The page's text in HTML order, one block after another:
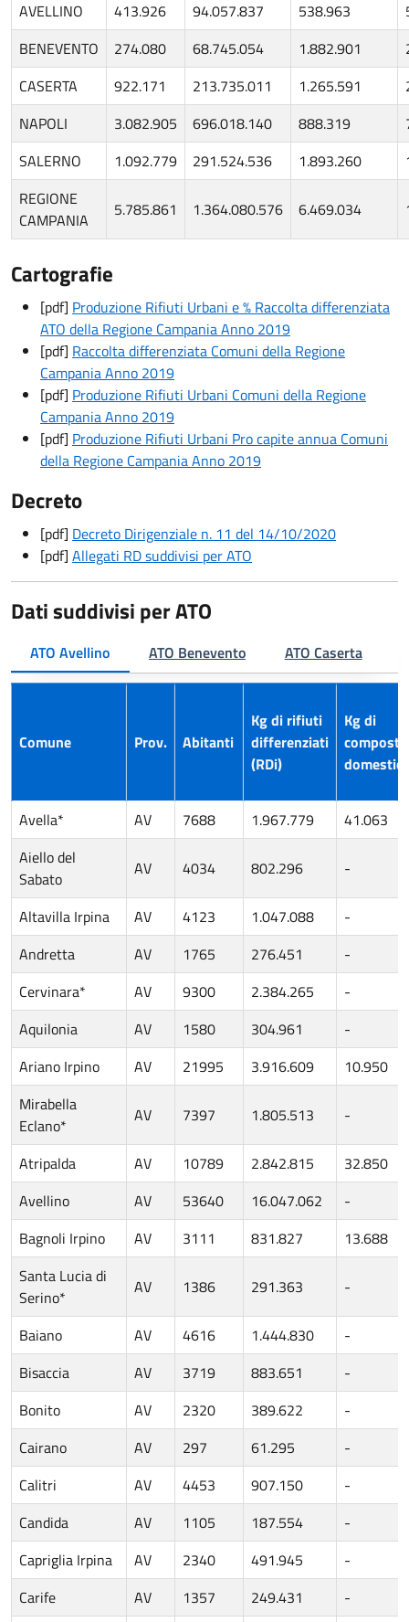
AVELLINO 413.926 94.057.837 538.963
BENEVENTO
274.080 68.745.054 1.882.901
CASERTA
922.171 213.735.011 1.265.591
NAPOLI
3.082.905 696.018.140 888.319
SALERNO
1.092.779 291.524.536 1.893.260
REGIONE
CAMPANIA
5.785.861 1.364.080.576 6.469.034
Cartografie
[pdf] Produzione Rifiuti Urbani e % Raccolta differenziata
ATO della Regione Campania Anno 2019
[pdf] Raccolta differenziata Comuni della Regione
Campania Anno 2019
[pdf] Produzione Rifiuti Urbani Comuni della Regione
Campania Anno 2019
[pdf] Produzione Rifiuti Urbani Pro capite annua Comuni
della Regione Campania Anno 2019
Decreto
[pdf] Decreto Dirigenziale n. 11 del 14/10/2020
[pdf] Allegati RD suddivisi per ATO
Dati suddivisi per ATO
ATO Avellino ATO Benevento ATO Caserta
Comune Prov. Abitanti
Kg di rifiuti
differenziati
(RDi)
Kg di
Avella* AV 7688 1.967.779
41.063
Aiello del
Sabato
AV 4034 802.296 -
Altavilla Irpina AV 4123 1.047.088
-
Andretta
AV 1765 276.451
-
Cervinara*
AV 9300 2.384.265
-
Aquilonia
AV 1580 304.961
-
Ariano Irpino
AV 21995 3.916.609
10.950
Mirabella
Eclano*
AV 7397 1.805.513 -
Atripalda AV 10789 2.842.815
32.850
Avellino
AV 53640 16.047.062
-
Bagnoli Irpino
AV 3111 831.827
13.688
Santa Lucia di
Serino*
AV 1386 291.363 -
Baiano AV 4616 1.444.830
-
Bisaccia
AV 3719 883.651
-
Bonito
AV 2320 389.622
-
Cairano
AV 297 61.295
-
Calitri
AV 4453 907.150
-
Candida
AV 1105 187.554
-
Capriglia Irpina
AV 2340 491.945
-
Carife
AV 1357 249.431
-